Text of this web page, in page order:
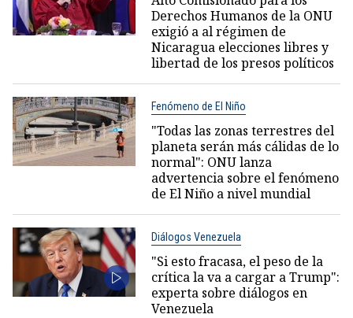
Derechos Humanos de la ONU
exigió a al régimen de
Nicaragua elecciones libres y
libertad de los presos políticos
Fenómeno de El Niño
"Todas las zonas terrestres del
planeta serán más cálidas de lo
normal": ONU lanza
advertencia sobre el fenómeno
de El Niño a nivel mundial
Diálogos Venezuela
"Si esto fracasa, el peso de la
crítica la va a cargar a Trump":
experta sobre diálogos en
Venezuela